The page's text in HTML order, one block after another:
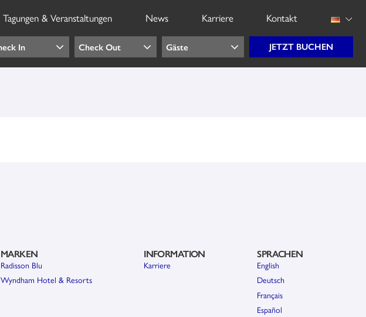
Tagungen & Veranstaltungen News Karriere Kontakt
MARKEN
Radisson Blu
Wyndham Hotel & Resorts
INFORMATION
Karriere
SPRACHEN
English
Deutsch
Français
Español